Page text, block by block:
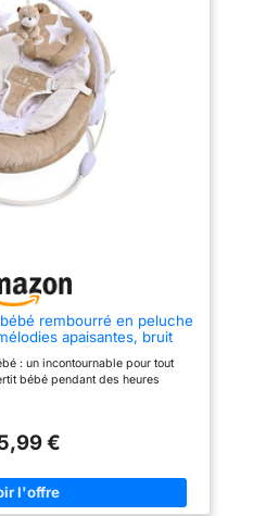
DE JEUX AMOVIBLE : l'arche de
jeux incluse offre deux
adorables jouets pour attirer et
amuser votre bébé, contribuant
ainsi à son développement –
Vous pouvez adapter Aster à
ses besoins en enlevant
rapidement et facilement l'arche
de jeux HARNAIS À 3 POINTS
RÉGLABLE : le harnais à 3
points réglable permet
d'installer rapidement et
facilement votre enfant dans le
FIXE : lorsque votre bébé veut
souhaitez arrêter le
balancement, optez pour le
simplement les pieds
stabilisateurs
rembourré en peluche
apaisantes, bruit
Marron (078)
: un incontournable pour tout
bébé pendant des heures
€